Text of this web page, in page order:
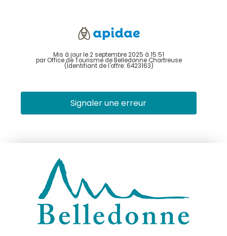
Mis à jour le 2 septembre 2025 à 15:51
par Office de Tourisme de Belledonne Chartreuse
(Identifiant de l'offre: 6423163)
Signaler une erreur